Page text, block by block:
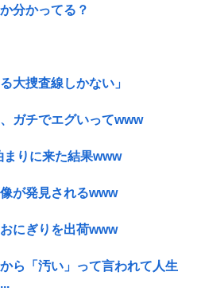
分かってる？
大捜査線しかない」
ガチでエグいってwww
まりに来た結果www
が発見されるwww
にぎりを出荷www
ら「汚い」って言われて人生